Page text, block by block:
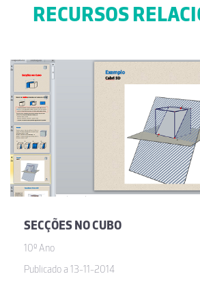
RECURSOS
SECÇÕES NO CUBO
10º Ano
Publicado a 13-11-2014